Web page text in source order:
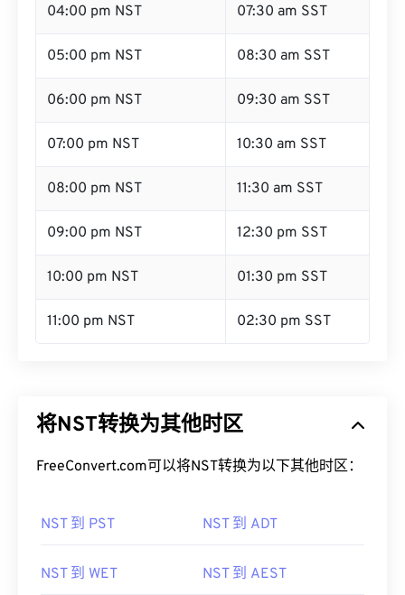
04:00 pm NST 07:30 am SST
05:00 pm NST 08:30 am SST
06:00 pm NST 09:30 am SST
07:00 pm NST 10:30 am SST
08:00 pm NST 11:30 am SST
09:00 pm NST 12:30 pm SST
10:00 pm NST 01:30 pm SST
11:00 pm NST 02:30 pm SST
将NST转换为其他时区
FreeConvert.com可以将NST转换为以下其他时区：
NST 到 PST NST 到 ADT
NST 到 WET NST 到 AEST